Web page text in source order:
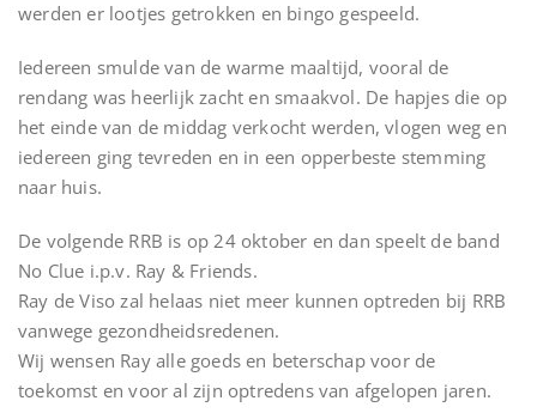
werden er lootjes getrokken en bingo gespeeld.
Iedereen smulde van de warme maaltijd, vooral de
rendang was heerlijk zacht en smaakvol. De hapjes die op
het einde van de middag verkocht werden, vlogen weg en
iedereen ging tevreden en in een opperbeste stemming
naar huis.
De volgende RRB is op 24 oktober en dan speelt de band
No Clue i.p.v. Ray & Friends.
Ray de Viso zal helaas niet meer kunnen optreden bij RRB
vanwege gezondheidsredenen.
Wij wensen Ray alle goeds en beterschap voor de
toekomst en voor al zijn optredens van afgelopen jaren.